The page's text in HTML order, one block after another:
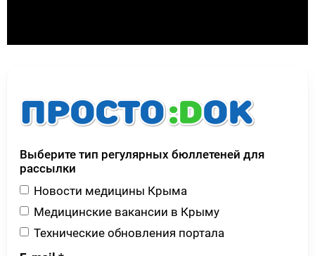
Выберите тип регулярных бюллетеней для
рассылки
Новости медицины Крыма
Медицинские вакансии в Крыму
Технические обновления портала